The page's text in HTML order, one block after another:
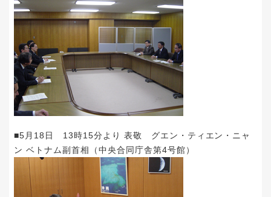
■5月18日 13時15分より 表敬 グエン・ティエン・ニャ
ン ベトナム副首相（中央合同庁舎第4号館）